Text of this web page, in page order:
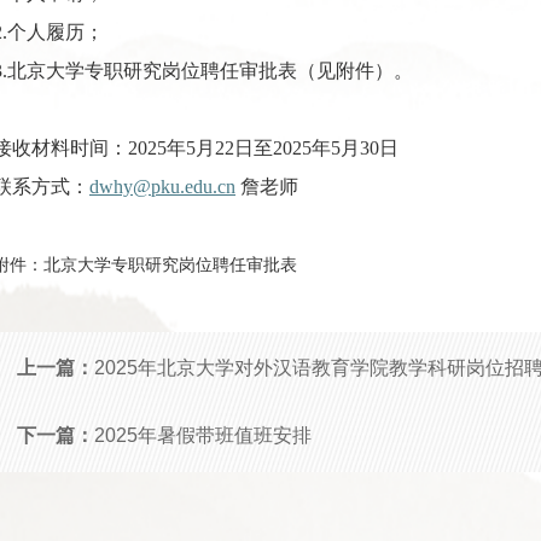
个人履历；
北京大学专职研究岗位聘任审批表 （见附件）。
收材料时间：2025年5月22 日至2025年5月30日
系方式： dwhy@pku.edu.cn 詹老师
件： 北京大学专职研究岗位聘任审批表
上一篇： 2025年北京大学对外汉语教育学院教学科研岗位招
下一篇： 2025年暑假带班值班安排